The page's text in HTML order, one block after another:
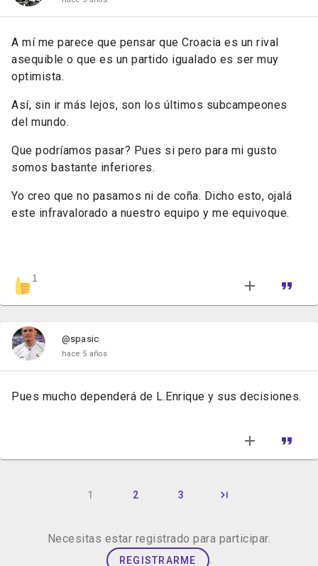
A mí me parece que pensar que Croacia es un rival
asequible o que es un partido igualado es ser muy
optimista.
Así, sin ir más lejos, son los últimos subcampeones
del mundo.
Que podríamos pasar? Pues si pero para mi gusto
somos bastante inferiores.
Yo creo que no pasamos ni de coña. Dicho esto, ojalá
este infravalorado a nuestro equipo y me equivoque.
1
@spasic
hace 5 años
Pues mucho dependerá de L.Enrique y sus decisiones.
1 2 3
Necesitas estar registrado para participar.
REGISTRARME .